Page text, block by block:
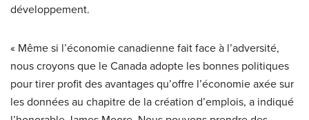
développement.
« Même si l’économie canadienne fait face à l’adversité,
nous croyons que le Canada adopte les bonnes politiques
pour tirer profit des avantages qu’offre l’économie axée sur
les données au chapitre de la création d’emplois, a indiqué